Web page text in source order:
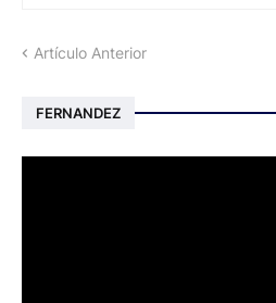
Artículo Anterior
FERNANDEZ